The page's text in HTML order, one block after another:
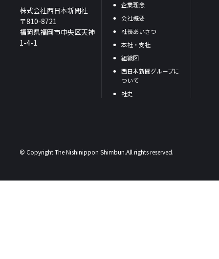
株式会社西日本新聞社
〒810-8721
福岡県福岡市中央区天神
1-4-1
企業理念
会社概要
社長あいさつ
本社・支社
組織図
西日本新聞グループに
ついて
社史
© Copyright The Nishinippon Shimbun.All rights reserved.